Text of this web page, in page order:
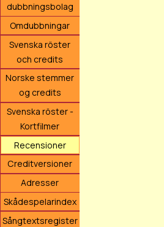
dubbningsbolag
Omdubbningar
Svenska röster
och credits
Norske stemmer
og credits
Svenska röster -
Kortfilmer
Recensioner
Creditversioner
Adresser
Skådespelarindex
Sångtextsregister